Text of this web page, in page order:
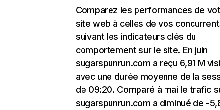
Comparez les performances de
site web à celles de vos
suivant les indicateurs clés du
comportement sur le site. En juin
sugarspunrun.com a reçu 6,91 M
avec une durée moyenne de la
de 09:20. Comparé à mai le trafic
sugarspunrun.com a diminué de -